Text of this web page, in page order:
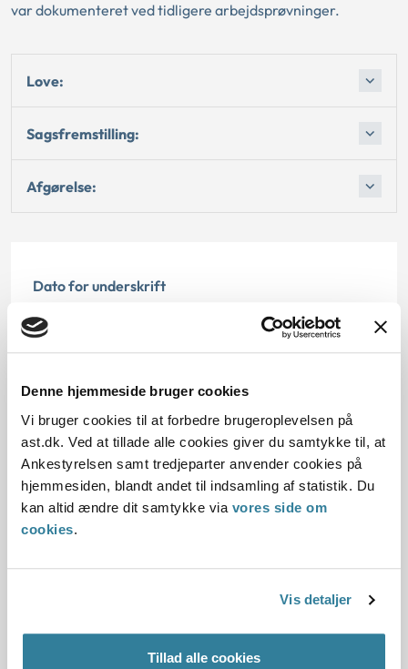
Denne hjemmeside bruger cookies
Vi bruger cookies til at forbedre brugeroplevelsen på
ast.dk. Ved at tillade alle cookies giver du samtykke til, at
Ankestyrelsen samt tredjeparter anvender cookies på
hjemmesiden, blandt andet til indsamling af statistik. Du
kan altid ændre dit samtykke via vores side om
cookies.
Vis detaljer
Tillad alle cookies
var dokumenteret ved tidligere arbejdsprøvninger.
Love:
Sagsfremstilling:
Afgørelse:
Dato for underskrift
05.04.2005
Denne principafgørelse er kasseret den 2. juli 2019,
da der er kommet nye regler på området.
Paragraf
6000990-04